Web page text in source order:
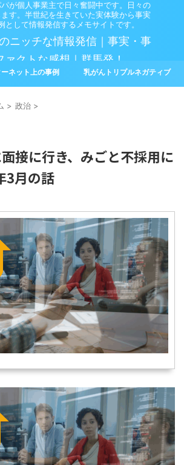
が個人事業主で日々奮闘中です。日々の
す。半世紀を生きていた実体験から事実
として情報発信するメモサイトです。
ネット上の事例 乳がんトリプルネガティブ
> 政治 >
接に行き、みごと不採用に
3月の話